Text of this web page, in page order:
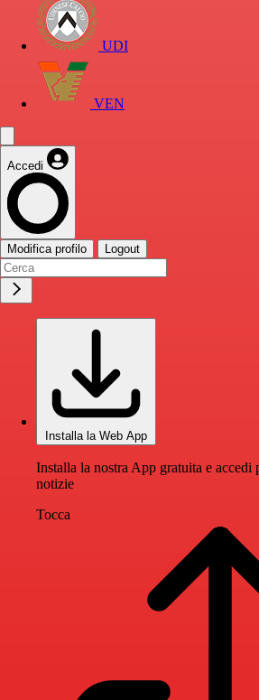
UDI
VEN
Accedi
Modifica profilo Logout
Installa la Web App
Installa la nostra App gratuita e accedi
notizie
Tocca